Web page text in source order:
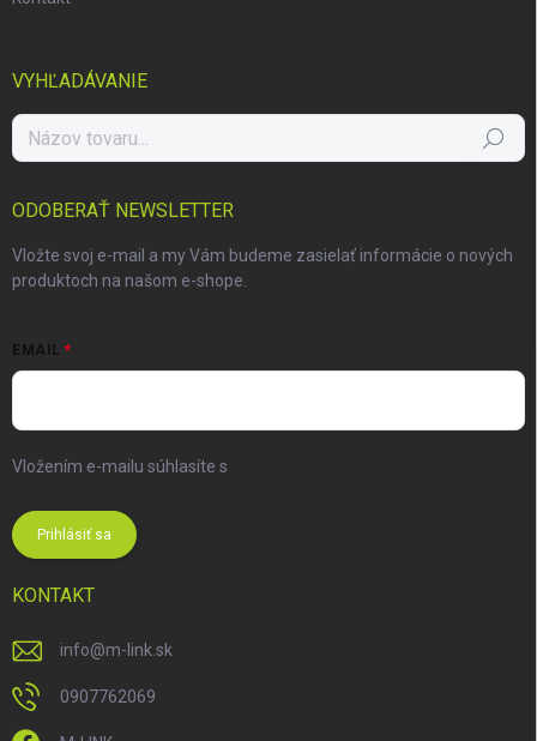
VYHĽADÁVANIE
Hľadať
ODOBERAŤ NEWSLETTER
Vložte svoj e-mail a my Vám budeme zasielať informácie o nových
produktoch na našom e-shope.
EMAIL
Vložením e-mailu súhlasíte s
Prihlásiť sa
KONTAKT
info@m-link.sk
0907762069